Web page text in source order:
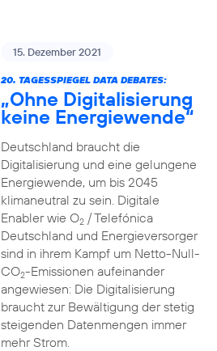
15. Dezember 2021
20. TAGESSPIEGEL DATA DEBATES:
„Ohne Digitalisierung
keine Energiewende“
Deutschland braucht die
Digitalisierung und eine gelungene
Energiewende, um bis 2045
klimaneutral zu sein. Digitale
Enabler wie O2/ Telefónica
Deutschland und Energieversorger
sind in ihrem Kampf um Netto-Null-
CO2-Emissionen aufeinander
angewiesen: Die Digitalisierung
braucht zur Bewältigung der stetig
steigenden Datenmengen immer
mehr Strom.